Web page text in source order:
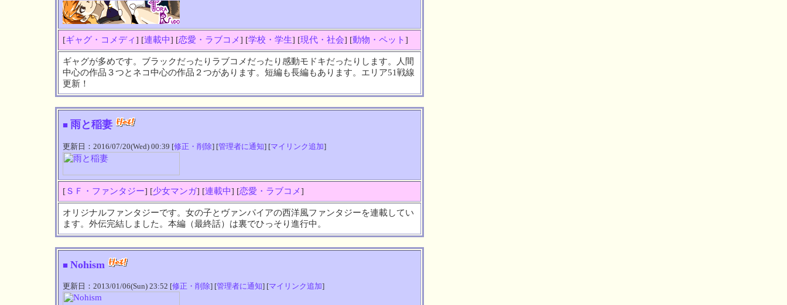
[ギャグ・コメディ] [連載中] [恋愛・ラブコメ] [学校・学生] [現代・社会] [動物・ペット]
ギャグが多めです。ブラックだったりラブコメだったり感動モドキだったりします。人間
中心の作品３つとネコ中心の作品２つがあります。短編も長編もあります。エリア51戦線
更新！
■ 雨と稲妻
更新日：2016/07/20(Wed) 00:39 [修正・削除] [管理者に通知] [マイリンク追加]
[ＳＦ・ファンタジー] [少女マンガ] [連載中] [恋愛・ラブコメ]
オリジナルファンタジーです。女の子とヴァンパイアの西洋風ファンタジーを連載してい
ます。外伝完結しました。本編（最終話）は裏でひっそり進行中。
■ Nohism
更新日：2013/01/06(Sun) 23:52 [修正・削除] [管理者に通知] [マイリンク追加]